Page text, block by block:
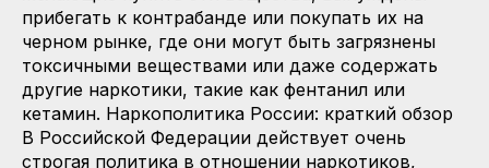
прибегать к контрабанде или покупать их на
черном рынке, где они могут быть загрязнены
токсичными веществами или даже содержать
другие наркотики, такие как фентанил или
кетамин. Наркополитика России: краткий обзор
В Российской Федерации действует очень
строгая политика в отношении наркотиков,